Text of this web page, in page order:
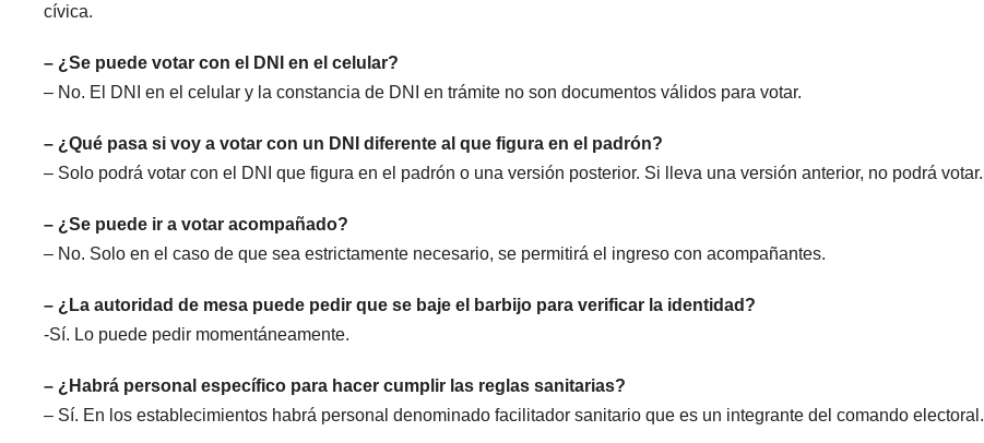
cívica.
– ¿Se puede votar con el DNI en el celular?
– No. El DNI en el celular y la constancia de DNI en trámite no son documentos válidos para votar.
– ¿Qué pasa si voy a votar con un DNI diferente al que figura en el padrón?
– Solo podrá votar con el DNI que figura en el padrón o una versión posterior. Si lleva una versión anterior, no podrá votar.
– ¿Se puede ir a votar acompañado?
– No. Solo en el caso de que sea estrictamente necesario, se permitirá el ingreso con acompañantes.
– ¿La autoridad de mesa puede pedir que se baje el barbijo para verificar la identidad?
-Sí. Lo puede pedir momentáneamente.
– ¿Habrá personal específico para hacer cumplir las reglas sanitarias?
– Sí. En los establecimientos habrá personal denominado facilitador sanitario que es un integrante del comando electoral.